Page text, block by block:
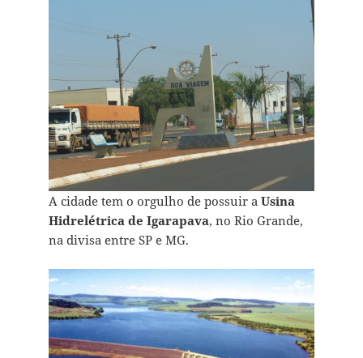
A cidade tem o orgulho de possuir a Usina
Hidrelétrica de Igarapava, no Rio Grande,
na divisa entre SP e MG.